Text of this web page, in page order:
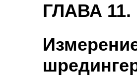
ГЛАВА 11.